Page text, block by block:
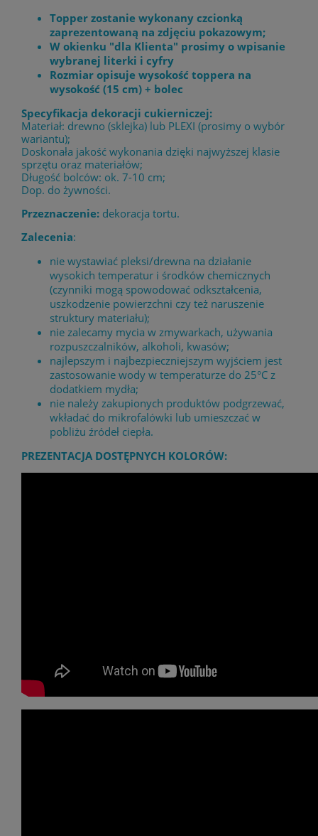
Topper zostanie wykonany czcionką
zaprezentowaną na zdjęciu pokazowym;
W okienku "dla Klienta" prosimy o wpisanie
wybranej literki i cyfry
Rozmiar opisuje wysokość toppera na
wysokość (15 cm) + bolec
Specyfikacja dekoracji cukierniczej:
Materiał: drewno (sklejka) lub PLEXI (prosimy o wybór
wariantu);
Doskonała jakość wykonania dzięki najwyższej klasie
sprzętu oraz materiałów;
Długość bolców: ok. 7-10 cm;
Dop. do żywności.
Przeznaczenie: dekoracja tortu.
Zalecenia:
nie wystawiać pleksi/drewna na działanie
wysokich temperatur i środków chemicznych
(czynniki mogą spowodować odkształcenia,
uszkodzenie powierzchni czy też naruszenie
struktury materiału);
nie zalecamy mycia w zmywarkach, używania
rozpuszczalników, alkoholi, kwasów;
najlepszym i najbezpieczniejszym wyjściem jest
zastosowanie wody w temperaturze do 25°C z
dodatkiem mydła;
nie należy zakupionych produktów podgrzewać,
wkładać do mikrofalówki lub umieszczać w
pobliżu źródeł ciepła.
PREZENTACJA DOSTĘPNYCH KOLORÓW: